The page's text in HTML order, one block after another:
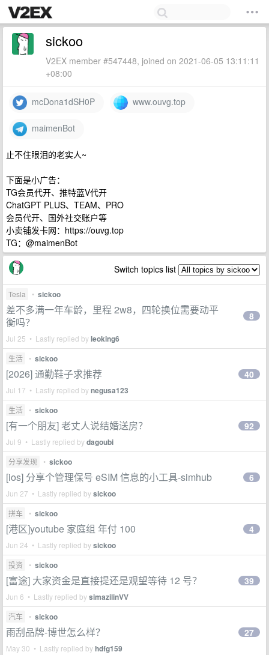
sickoo
V2EX member #547448, joined on 2021-06-05 13:11:11
+08:00
mcDona1dSH0P www.ouvg.top
maimenBot
止不住眼泪的老实人~
下面是小广告：
TG会员代开、推特蓝V代开
ChatGPT PLUS、TEAM、PRO
会员代开、国外社交账户等
小卖铺发卡网：https://ouvg.top
TG：@maimenBot
Switch topics list
Tesla • sickoo
差不多满一年车龄，里程 2w8，四轮换位需要动平
衡吗？
Jul 25 • Lastly replied byleoking6
8
生活 • sickoo
[2026] 通勤鞋子求推荐
Jul 17 • Lastly replied bynegusa123
40
生活 • sickoo
[有一个朋友] 老丈人说结婚送房？
Jul 9 • Lastly replied bydagoubi
92
分享发现 • sickoo
[ios] 分享个管理保号 eSIM 信息的小工具-simhub
Jun 27 • Lastly replied bysickoo
6
拼车 • sickoo
[港区]youtube 家庭组 年付 100
Jun 24 • Lastly replied bysickoo
4
投资 • sickoo
[富途] 大家资金是直接提还是观望等待 12 号？
Jun 6 • Lastly replied bysimazilinVV
39
汽车 • sickoo
雨刮品牌-博世怎么样？
May 30 • Lastly replied byhdfg159
27